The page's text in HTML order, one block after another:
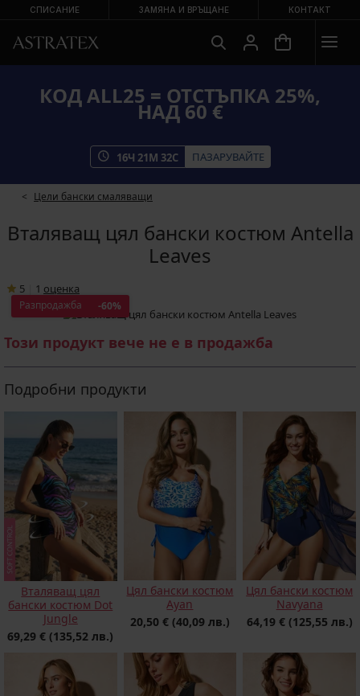
СПИСАНИЕ ЗАМЯНА И ВРЪЩАНЕ КОНТАКТ
КОД ALL25 = ОТСТЪПКА 25%,
НАД 60 €
16Ч 21М 31С ПАЗАРУВАЙТЕ
Цели бански смаляващи
Вталяващ цял бански костюм Antella
Leaves
5 1 oценка
Разпродажба -60%
Този продукт вече не е в продажба
Подробни продукти
Вталяващ цял
бански костюм Dot
Jungle
69,29 € (135,52 лв.)
Цял бански костюм
Ayan
20,50 € (40,09 лв.)
Цял бански костюм
Navyana
64,19 € (125,55 лв.)